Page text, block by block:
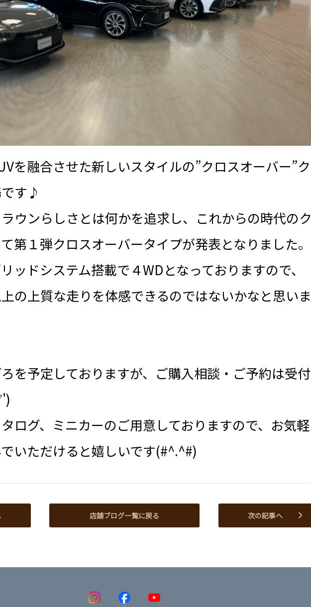
を融合させた新しいスタイルの”クロスオーバー”ク
す♪
ウンらしさとは何かを追求し、これからの時代のク
第１弾クロスオーバータイプが発表となりました。
ッドシステム搭載で４WDとなっておりますので、
の上質な走りを体感できるのではないかなと思いま
を予定しておりますが、ご購入相談・ご予約は受付
ログ、ミニカーのご用意しておりますので、お気軽
いただけると嬉しいです(#^.^#)
店舗ブログ一覧に戻る 次の記事へ